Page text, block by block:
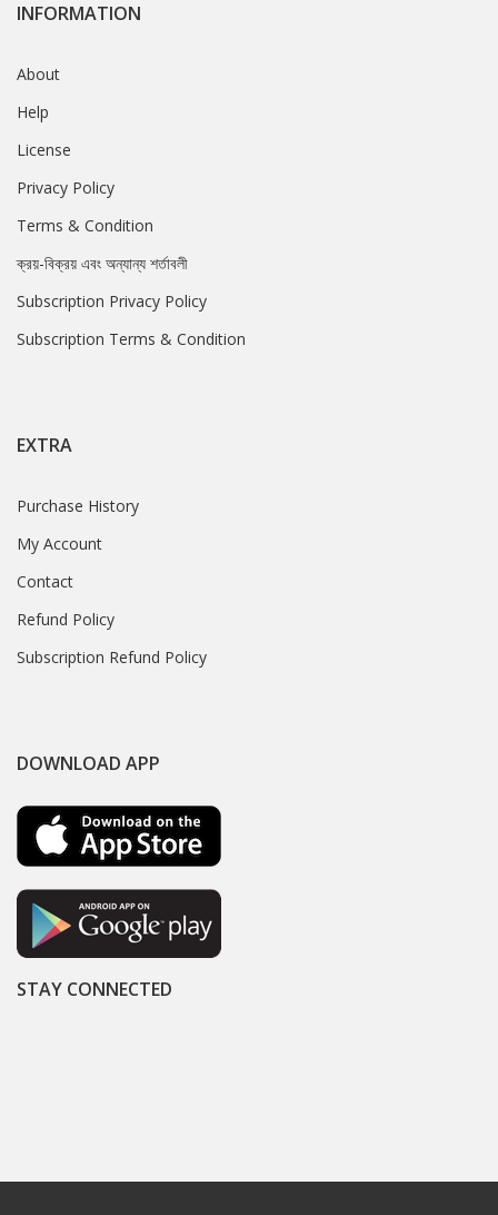
INFORMATION
About
Help
License
Privacy Policy
Terms & Condition
ক্রয়-বিক্রয় এবং অন্যান্য শর্তাবলী
Subscription Privacy Policy
Subscription Terms & Condition
EXTRA
Purchase History
My Account
Contact
Refund Policy
Subscription Refund Policy
DOWNLOAD APP
STAY CONNECTED